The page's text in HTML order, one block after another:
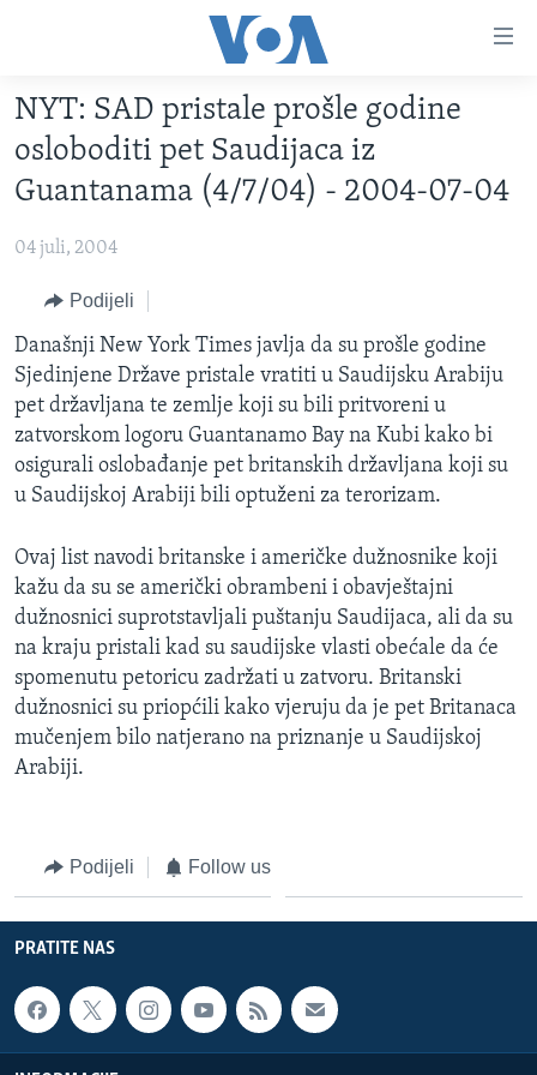
glavni
sadržaj
Pređi
na
glavnu
navigaciju
pretragu
VIJESTI
SJEDINJENE AMERIČKE DRŽAVE
BOSNA I HERCEGOVINA
SVIJET
NAUKA I TEHNOLOGIJA
SPECIJALNI PROJEKTI
KORUPCIJA
SLOBODA MEDIJA
ŽENSKA STRANA
MAGAZIN
O GLASU AMERIKE
Learning English
PRATITE NAS
NYT: SAD pristale prošle godine
osloboditi pet Saudijaca iz
Guantanama (4/7/04) - 2004-07-04
04 juli, 2004
Podijeli
Današnji New York Times javlja da su prošle godine
Sjedinjene Države pristale vratiti u Saudijsku Arabiju
pet državljana te zemlje koji su bili pritvoreni u
zatvorskom logoru Guantanamo Bay na Kubi kako bi
osigurali oslobađanje pet britanskih državljana koji su
u Saudijskoj Arabiji bili optuženi za terorizam.
Ovaj list navodi britanske i američke dužnosnike koji
kažu da su se američki obrambeni i obavještajni
dužnosnici suprotstavljali puštanju Saudijaca, ali da su
na kraju pristali kad su saudijske vlasti obećale da će
spomenutu petoricu zadržati u zatvoru. Britanski
dužnosnici su priopćili kako vjeruju da je pet Britanaca
mučenjem bilo natjerano na priznanje u Saudijskoj
Arabiji.
Podijeli Follow us
PRATITE NAS